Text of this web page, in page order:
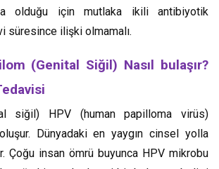
olduğu için mutlaka ikili antibiyotik
süresince ilişki olmamalı.
(Genital Siğil) Nasıl bulaşır?
siğil) HPV (human papilloma virüs)
Dünyadaki en yaygın cinsel yolla
Çoğu insan ömrü buyunca HPV mikrobu